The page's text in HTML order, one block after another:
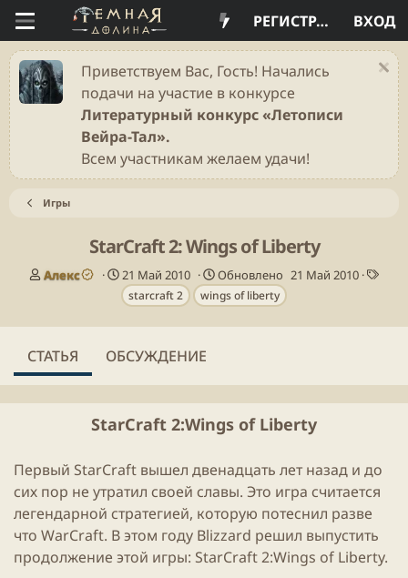
ВХОД
РЕГИСТРАЦИЯ
Приветствуем Вас, Гость! Начались
подачи на участие в конкурсе
Литературный конкурс «Летописи
Вейра-Тал».
Всем участникам желаем удачи!
Игры
StarCraft 2: Wings of Liberty
А
о
Алекс
Д
а
т
а
у
к
ц
и
21 Май 2010 Обновлено 21 Май 2010
Т
и
starcraft 2 wings of liberty
СТАТЬЯ ОБСУЖДЕНИЕ
StarCraft 2:Wings of Liberty
Первый StarCraft вышел двенадцать лет назад и до
сих пор не утратил своей славы. Это игра считается
легендарной стратегией, которую потеснил разве
что WarCraft. В этом году Blizzard решил выпустить
продолжение этой игры: StarCraft 2:Wings of Liberty.